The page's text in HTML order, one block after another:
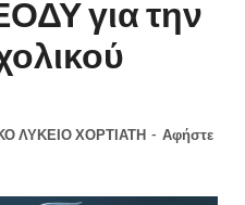
για την
ΛΥΚΕΙΟ ΧΟΡΤΙΑΤΗ - Αφήστε